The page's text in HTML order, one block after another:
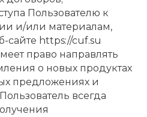
Пользователю к
и/или материалам,
https://cuf.su
право направлять
о новых продуктах
предложениях и
всегда